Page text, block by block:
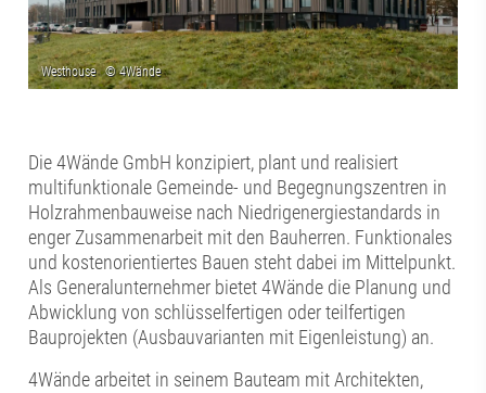
Die 4Wände GmbH konzipiert, plant und realisiert
multifunktionale Gemeinde- und Begegnungszentren in
Holzrahmenbauweise nach Niedrigenergiestandards in
enger Zusammenarbeit mit den Bauherren. Funktionales
und kostenorientiertes Bauen steht dabei im Mittelpunkt.
Als Generalunternehmer bietet 4Wände die Planung und
Abwicklung von schlüsselfertigen oder teilfertigen
Bauprojekten (Ausbauvarianten mit Eigenleistung) an.
4Wände arbeitet in seinem Bauteam mit Architekten,